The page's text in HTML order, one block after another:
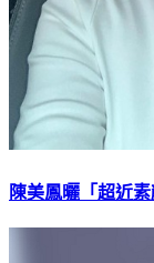
陳美鳳曬「超近